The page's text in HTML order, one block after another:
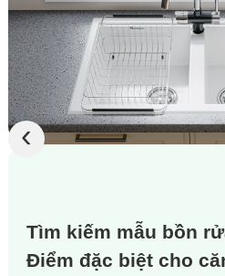
Tìm kiếm mẫu bồn
Điểm đặc biệt cho
‹